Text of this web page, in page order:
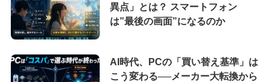
異点」とは？ スマートフォン
は”最後の画面”になるのか
AI時代、PCの「買い替え基準」は
こう変わる──メーカー大転換から